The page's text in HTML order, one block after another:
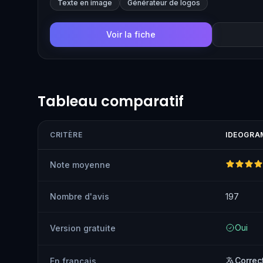
des mots. Son modèle Ideogram 4.0, lancé en juin
Texte en image Générateur de logos
Voir la fiche
Tableau comparatif
CRITÈRE
Note moyenne
Nombre d'avis 197
Version gratuite Oui
En français